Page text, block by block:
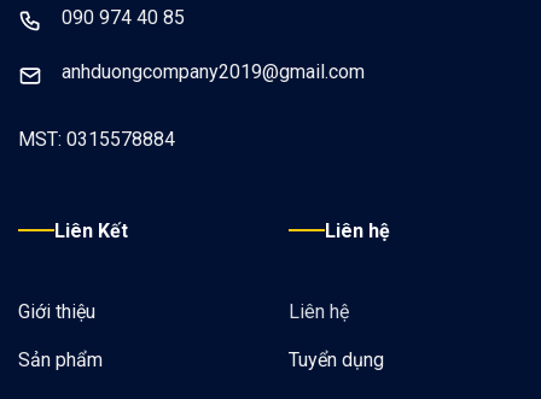
090 974 40 85
anhduongcompany2019@gmail.com
MST: 0315578884
Liên Kết
Giới thiệu
Sản phẩm
Liên hệ
Liên hệ
Tuyển dụng